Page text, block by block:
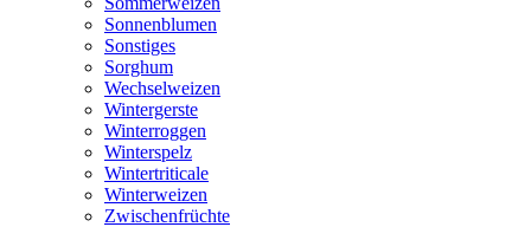
Sonnenblumen
Sonstiges
Sorghum
Wechselweizen
Wintergerste
Winterroggen
Winterspelz
Wintertriticale
Winterweizen
Zwischenfrüchte